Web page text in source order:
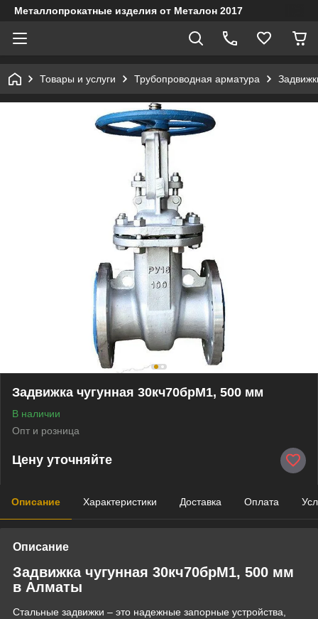
Металлопрокатные изделия от Металон 2017
Товары и услуги Трубопроводная арматура
Задвижка чугунная 30кч70брМ1, 500 мм
В наличии
Опт и розница
Цену уточняйте
Описание Характеристики Доставка Оплата
Описание
Задвижка чугунная 30кч70брМ1, 500 мм
в Алматы
Стальные задвижки – это надежные запорные устройства,